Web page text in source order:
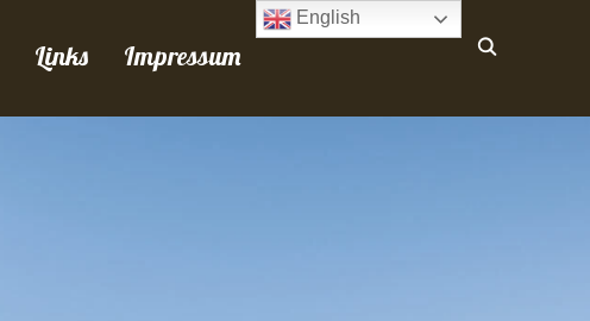
Links Impressum
English